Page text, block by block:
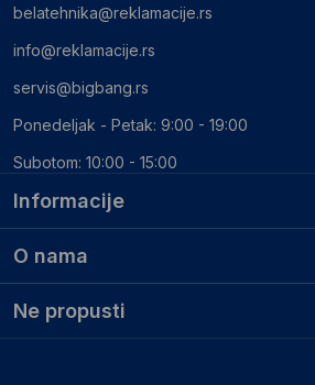
Informacije
O nama
Ne propusti
belatehnika@reklamacije.rs
info@reklamacije.rs
servis@bigbang.rs
Ponedeljak - Petak: 9:00 - 19:00
Subotom: 10:00 - 15:00